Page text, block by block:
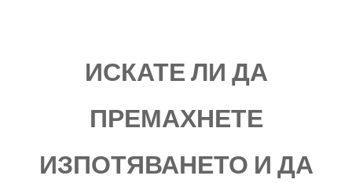
ИСКАТЕ ЛИ ДА
ПРЕМАХНЕТЕ
ИЗПОТЯВАНЕТО И ДА